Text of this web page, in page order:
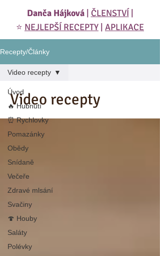
Danča Hájková| ČLENSTVÍ
⭐️ NEJLEPŠÍ RECEPTY APLIKACE
Recepty/Články
Úvod
🔥 Hubnutí
⏰ Rychlovky
Pomazánky
Obědy
Snídaně
Večeře
Zdravé mlsání
Svačiny
🍄 Houby
Saláty
Polévky
Video recepty
Video recepty